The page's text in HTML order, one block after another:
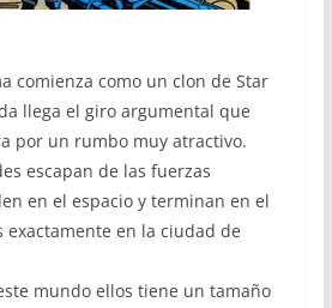
comienza como un clon de Star
llega el giro argumental que
por un rumbo muy atractivo.
escapan de las fuerzas
en el espacio y terminan en el
exactamente en la ciudad de
mundo ellos tiene un tamaño